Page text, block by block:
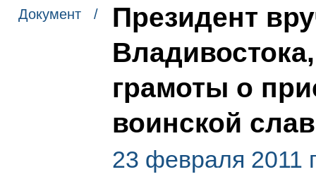
Документ /
Президент
грамоты о
воинской
23 февраля 2011